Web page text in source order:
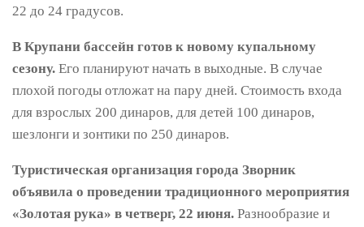
22 до 24 градусов.
В Крупани бассейн готов к новому купальному
сезону. Его планируют начать в выходные. В случае
плохой погоды отложат на пару дней. Стоимость входа
для взрослых 200 динаров, для детей 100 динаров,
шезлонги и зонтики по 250 динаров.
Туристическая организация города Зворник
объявила о проведении традиционного мероприятия
«Золотая рука» в четверг, 22 июня. Разнообразие и